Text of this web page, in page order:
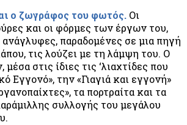
ο ζωγράφος του φωτός. Οι
και οι φόρμες των έργων του,
ανάγλυφες, παραδομένες σε μια πηγή
τις λούζει με τη λάμψη του. Ο
στις ίδιες τις ‘λιαχτίδες που
Eγγονό», την «Γιαγιά και εγγονή»
τα πορτραίτα και τα
συλλογής του μεγάλου